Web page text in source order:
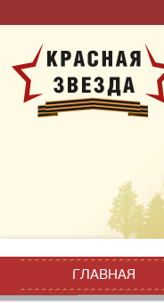
ГЛАВНАЯ